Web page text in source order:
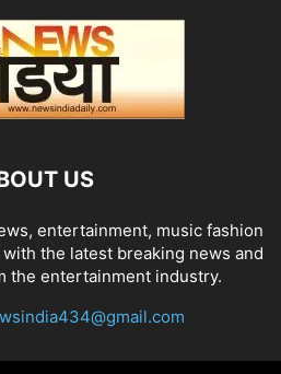
US
entertainment, music fashion
the latest breaking news and
the entertainment industry.